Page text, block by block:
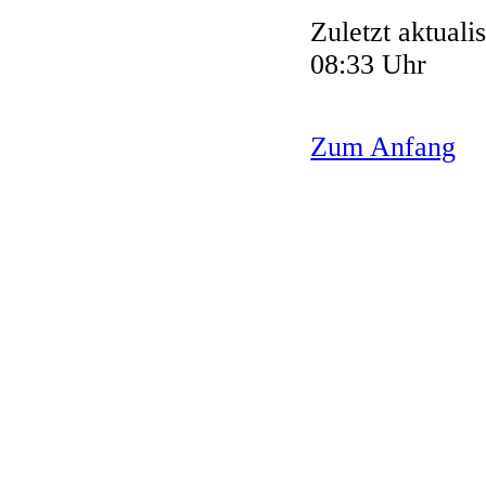
Zuletzt
08:33 Uhr
Zum Anfang